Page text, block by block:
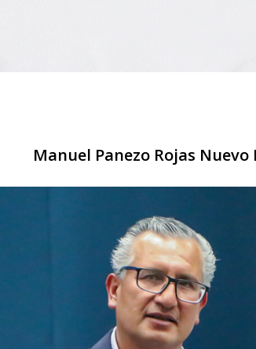
Manuel Panezo Rojas